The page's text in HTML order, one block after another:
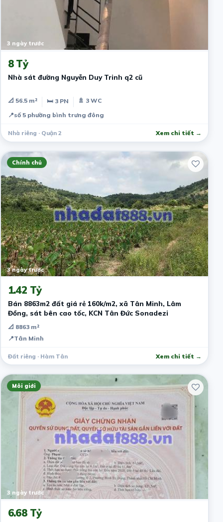
3 ngày trước
8 Tỷ
Nhà sát đường Nguyễn Duy Trinh q2 cũ
📐 56.5 m² 🛏 3 PN
🚿 3 WC
📍số 5 phường bình trưng đông
Nhà riêng · Quận 2 Xem chi tiết →
Chính chủ
3 ngày trước
1.42 Tỷ
Bán 8863m2 đất giá rẻ 160k/m2, xã Tân Minh, Lâm
Đồng, sát bên cao tốc, KCN Tân Đức Sonadezi
📐 8863 m²
📍Tân Minh
Đất riêng · Hàm Tân Xem chi tiết →
Môi giới
3 ngày trước
6.68 Tỷ